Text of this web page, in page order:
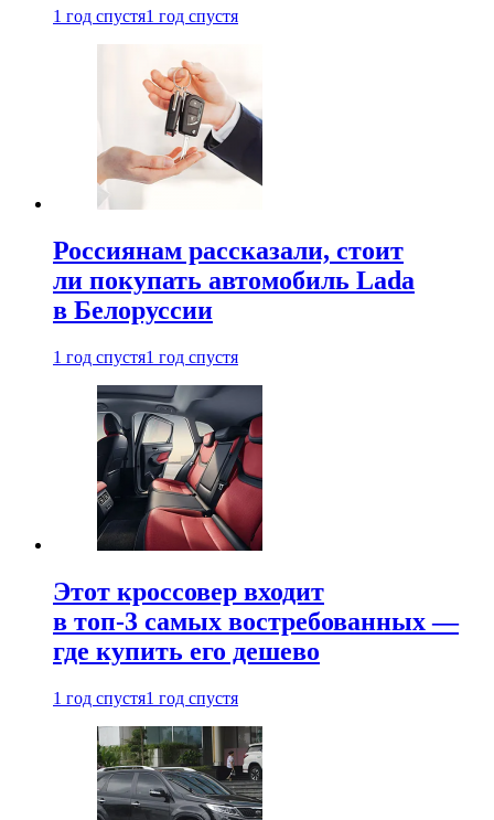
1 год спустя1 год спустя
Россиянам рассказали, стоит
ли покупать автомобиль Lada
в Белоруссии
1 год спустя1 год спустя
Этот кроссовер входит
в топ-3 самых востребованных —
где купить его дешево
1 год спустя1 год спустя